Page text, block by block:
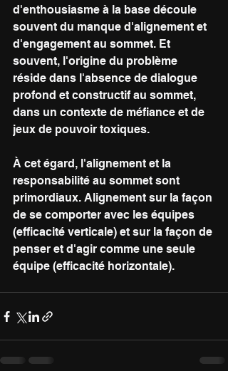
d'enthousiasme à la base découle
souvent du manque d'alignement et
d'engagement au sommet. Et
souvent, l'origine du problème
réside dans l'absence de dialogue
profond et constructif au sommet,
dans un contexte de méfiance et de
jeux de pouvoir toxiques.
À cet égard, l'alignement et la
responsabilité au sommet sont
primordiaux. Alignement sur la façon
de se comporter avec les équipes
(efficacité verticale) et sur la façon de
penser et d'agir comme une seule
équipe (efficacité horizontale).